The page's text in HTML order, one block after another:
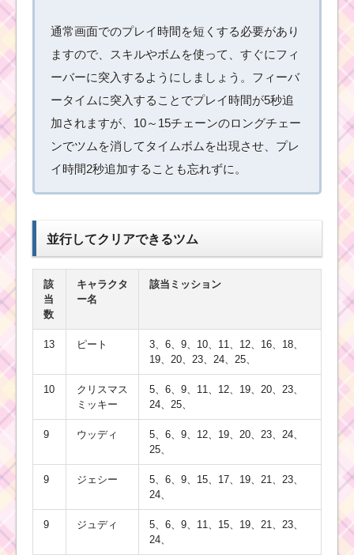
レイでツムを550個消
した方法
ツムツムビンゴ17 8.イ
った1プレイでツムを
550個消した方法
稼いだ方法
【実際に攻略した方
法】
通常画面でのプレイ時間を短くする必要があり
ますので、スキルやボムを使って、すぐにフィ
ーバーに突入するようにしましょう。フィーバ
ータイムに突入することでプレイ時間が5秒追
加されますが、10～15チェーンのロングチェー
ンでツムを消してタイムボムを出現させ、プレ
イ時間2秒追加することも忘れずに。
並行してクリアできるツム
該
当
数
キャラクタ
ー名
該当ミッション
13 ピート
3、6、9、10、11、12、16、18、
19、20、23、24、25、
10
クリスマス
ミッキー
5、6、9、11、12、19、20、23、
24、25、
9 ウッディ
5、6、9、12、19、20、23、24、
25、
9 ジェシー
5、6、9、15、17、19、21、23、
24、
9 ジュディ
5、6、9、11、15、19、21、23、
24、